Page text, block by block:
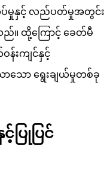
ပ်မှုနှင့် လည်ပတ်မှုအတွင်း
ည်။ ထို့ကြောင့် ခေတ်မီ
းကျင်နှင့်
သော ရွေးချယ်မှုတစ်ခု
ပြုပြင်